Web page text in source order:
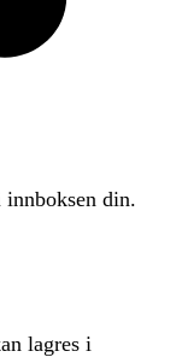
din.
lagres i